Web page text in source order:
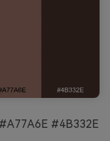
#4B332E